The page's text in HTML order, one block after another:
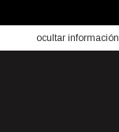
ocultar información